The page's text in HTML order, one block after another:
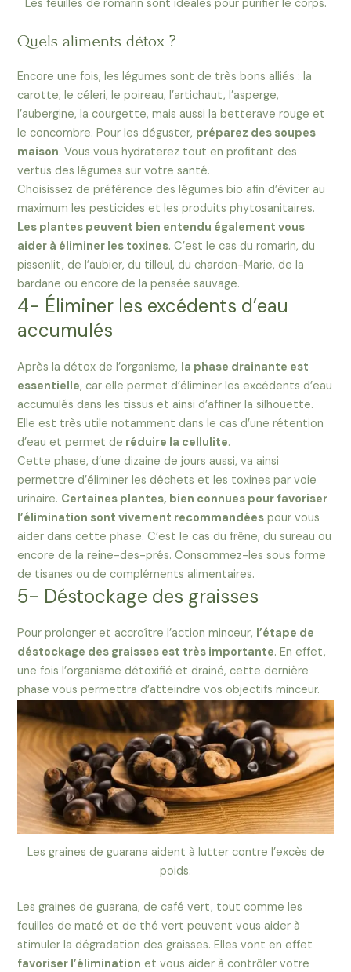
Les feuilles de romarin sont idéales pour purifier le corps.
Quels aliments détox ?
Encore une fois, les légumes sont de très bons alliés : la
carotte, le céleri, le poireau, l’artichaut, l’asperge,
l’aubergine, la courgette, mais aussi la betterave rouge et
le concombre. Pour les déguster, préparez des soupes
maison. Vous vous hydraterez tout en profitant des
vertus des légumes sur votre santé.
Choisissez de préférence des légumes bio afin d’éviter au
maximum les pesticides et les produits phytosanitaires.
Les plantes peuvent bien entendu également vous
aider à éliminer les toxines. C’est le cas du romarin, du
pissenlit, de l’aubier, du tilleul, du chardon-Marie, de la
bardane ou encore de la pensée sauvage.
4- Éliminer les excédents d’eau
accumulés
Après la détox de l’organisme, la phase drainante est
essentielle, car elle permet d’éliminer les excédents d’eau
accumulés dans les tissus et ainsi d’affiner la silhouette.
Elle est très utile notamment dans le cas d’une rétention
d’eau et permet de réduire la cellulite.
Cette phase, d’une dizaine de jours aussi, va ainsi
permettre d’éliminer les déchets et les toxines par voie
urinaire. Certaines plantes, bien connues pour favoriser
l’élimination sont vivement recommandées pour vous
aider dans cette phase. C’est le cas du frêne, du sureau ou
encore de la reine-des-prés. Consommez-les sous forme
de tisanes ou de compléments alimentaires.
5- Déstockage des graisses
Pour prolonger et accroître l’action minceur, l’étape de
déstockage des graisses est très importante. En effet,
une fois l’organisme détoxifié et drainé, cette dernière
phase vous permettra d’atteindre vos objectifs minceur.
Les graines de guarana aident à lutter contre l’excès de
poids.
Les graines de guarana, de café vert, tout comme les
feuilles de maté et de thé vert peuvent vous aider à
stimuler la dégradation des graisses. Elles vont en effet
favoriser l’élimination et vous aider à contrôler votre